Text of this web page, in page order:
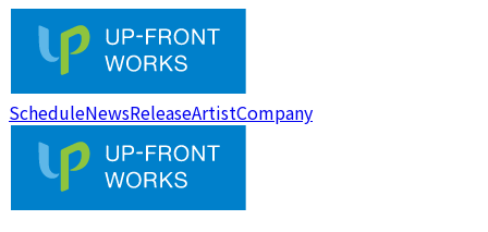
ScheduleNewsReleaseArtistCompany